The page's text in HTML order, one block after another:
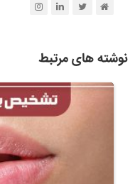
نوشته های مرتبط